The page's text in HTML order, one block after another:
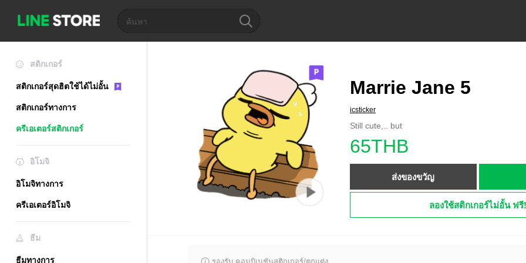
สติกเกอร์
สติกเกอร์สุดฮิตใช้ได้ไม่อั้น
สติกเกอร์ทางการ
ครีเอเตอร์สติกเกอร์
อิโมจิ
อิโมจิทางการ
ครีเอเตอร์อิโมจิ
ธีม
ธีมทางการ
Marrie Jane 5
icsticker
Still cute,.. but
65THB
ส่งของขวัญ
ลองใช้สติกเกอร์ไม่อั้น ฟรี!